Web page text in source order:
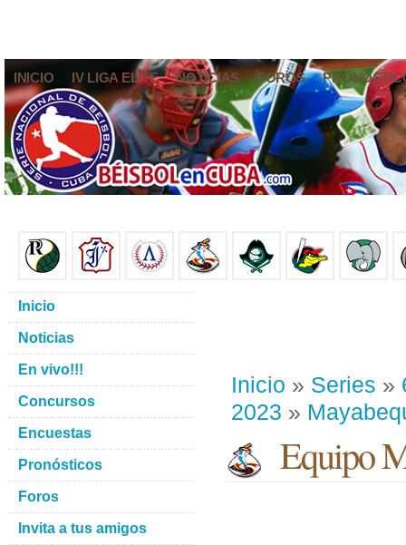
INICIO IV LIGA ELITE NOTICIAS FOROS
Inicio » Series »
2023 »
Equipo
Inicio
Noticias
En vivo!!!
Concursos
Encuestas
Pronósticos
Foros
Invita a tus amigos